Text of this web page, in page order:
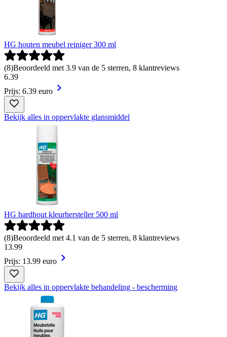
HG houten meubel reiniger 300 ml
(8)Beoordeeld met 3.9 van de 5 sterren, 8 klantreviews
6.39
Prijs: 6.39 euro
Bekijk alles in oppervlakte glansmiddel
HG hardhout kleurhersteller 500 ml
(8)Beoordeeld met 4.1 van de 5 sterren, 8 klantreviews
13.99
Prijs: 13.99 euro
Bekijk alles in oppervlakte behandeling - bescherming